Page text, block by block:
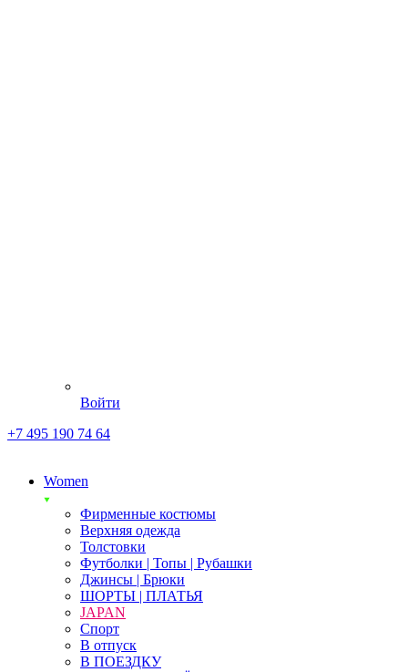
Войти
+7 495 190 74 64
Women
Фирменные костюмы
Верхняя одежда
Толстовки
Футболки | Топы | Рубашки
Джинсы | Брюки
ШОРТЫ | ПЛАТЬЯ
JAPAN
Спорт
В отпуск
В ПОЕЗДКУ